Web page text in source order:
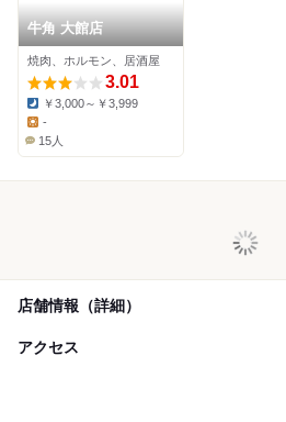
牛角 大館店
焼肉、ホルモン、居酒屋
3.01
Dinner:
￥3,000～￥3,999
-
15人
店舗情報（詳細）
アクセス